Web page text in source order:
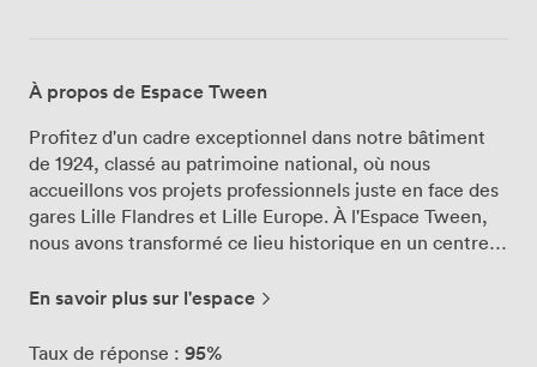
À propos de Espace Tween
Profitez d'un cadre exceptionnel dans notre bâtiment
de 1924, classé au patrimoine national, où nous
accueillons vos projets professionnels juste en face des
gares Lille Flandres et Lille Europe. À l'Espace Tween,
nous avons transformé ce lieu historique en un centre
en 2024. Notre offre s'articule autour de plus de 20
mobilier contemporain et d'une connexion Wi-Fi ultra-
En savoir plus sur l'espace
Taux de réponse : 95%